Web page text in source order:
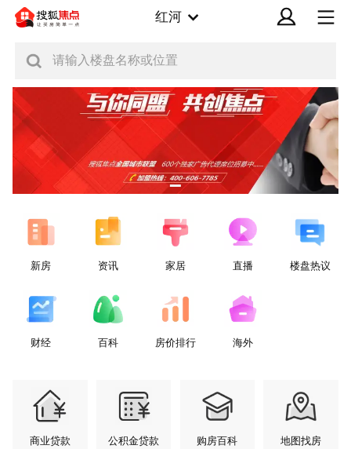
红河
请输入楼盘名称或位置
新房 资讯 家居 直播 楼盘热议
财经 百科 房价排行 海外
商业贷款 公积金贷款 购房百科 地图找房